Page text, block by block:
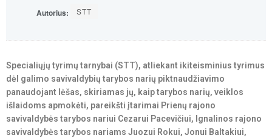
Autorius: STT
Specialiųjų tyrimų tarnybai (STT), atliekant ikiteisminius tyrimus
dėl galimo savivaldybių tarybos narių piktnaudžiavimo
panaudojant lėšas, skiriamas jų, kaip tarybos narių, veiklos
išlaidoms apmokėti, pareikšti įtarimai Prienų rajono
savivaldybės tarybos nariui Cezarui Pacevičiui, Ignalinos rajono
savivaldybės tarybos nariams Juozui Rokui, Jonui Baltakiui,